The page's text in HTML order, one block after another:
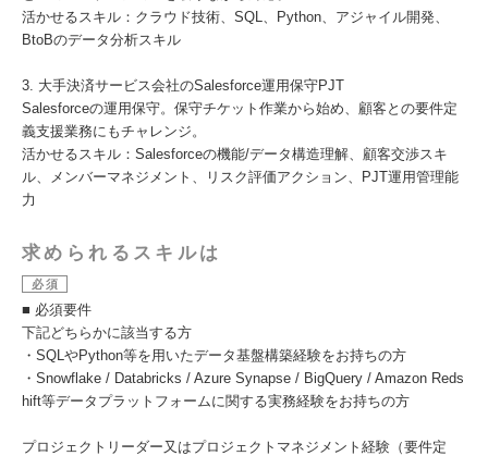
活かせるスキル：クラウド技術、SQL、Python、アジャイル開発、
BtoBのデータ分析スキル
3. 大手決済サービス会社のSalesforce運用保守PJT
Salesforceの運用保守。保守チケット作業から始め、顧客との要件定
義支援業務にもチャレンジ。
活かせるスキル：Salesforceの機能/データ構造理解、顧客交渉スキ
ル、メンバーマネジメント、リスク評価アクション、PJT運用管理能
力
求められるスキルは
必須
■ 必須要件
下記どちらかに該当する方
・SQLやPython等を用いたデータ基盤構築経験をお持ちの方
・Snowflake / Databricks / Azure Synapse / BigQuery / Amazon Reds
hift等データプラットフォームに関する実務経験をお持ちの方
プロジェクトリーダー又はプロジェクトマネジメント経験（要件定